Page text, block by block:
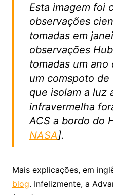
Esta imagem foi
observações
tomadas em
observações
tomadas um ano
um comspoto
que isolam a luz
infravermelha
ACS a bordo do
NASA].
Mais explicações, em
blog. Infelizmente, a